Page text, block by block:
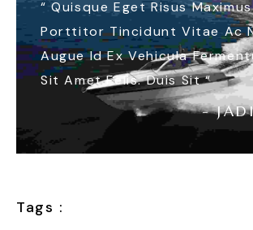
“ Quisque Eget Risus
Porttitor Tincidunt Vitae Ac
Augue Id Ex Vehicula
Sit Amet Felis. Duis Sit“
-